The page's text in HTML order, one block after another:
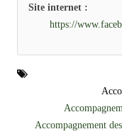
Site internet :
https://
Accompagnement